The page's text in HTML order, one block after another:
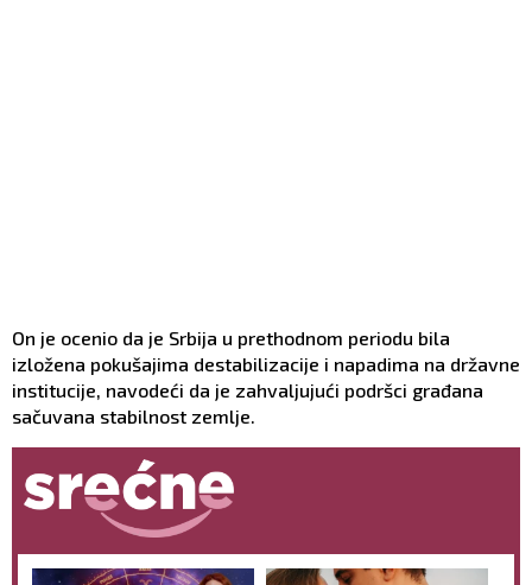
On je ocenio da je Srbija u prethodnom periodu bila
izložena pokušajima destabilizacije i napadima na državne
institucije, navodeći da je zahvaljujući podršci građana
sačuvana stabilnost zemlje.